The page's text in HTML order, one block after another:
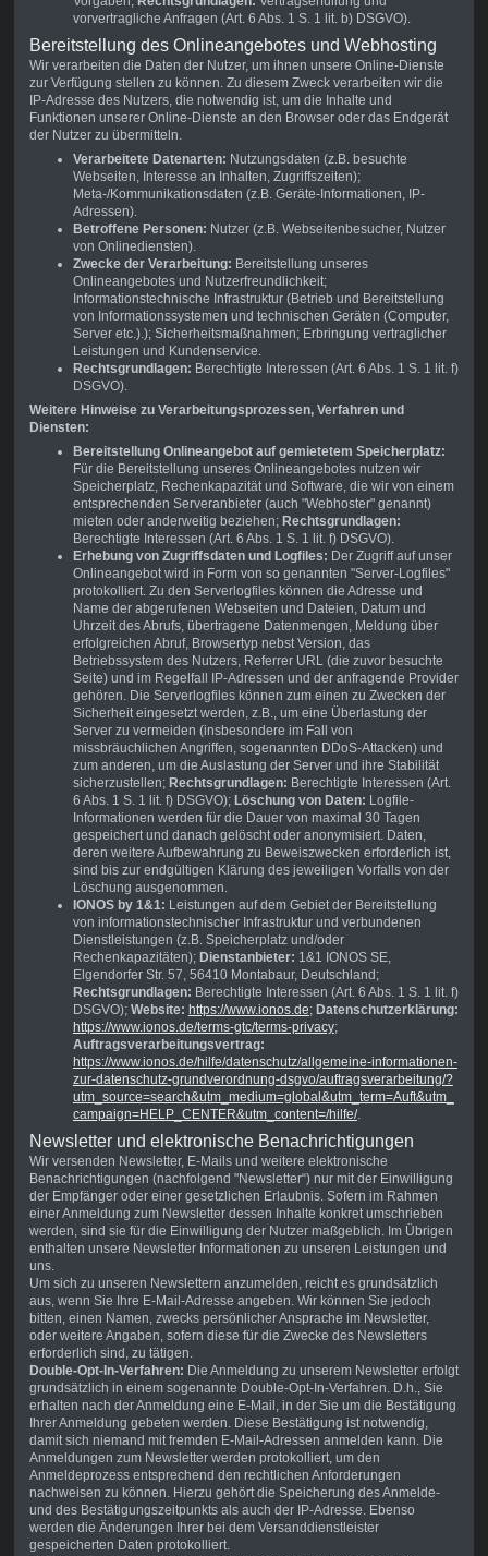
vorvertragliche Anfragen (Art. 6 Abs. 1 S. 1 lit. b) DSGVO).
Bereitstellung des Onlineangebotes und Webhosting
Wir verarbeiten die Daten der Nutzer, um ihnen unsere Online-Dienste
zur Verfügung stellen zu können. Zu diesem Zweck verarbeiten wir die
IP-Adresse des Nutzers, die notwendig ist, um die Inhalte und
Funktionen unserer Online-Dienste an den Browser oder das Endgerät
der Nutzer zu übermitteln.
Verarbeitete Datenarten: Nutzungsdaten (z.B. besuchte
Webseiten, Interesse an Inhalten, Zugriffszeiten);
Meta-/Kommunikationsdaten (z.B. Geräte-Informationen, IP-
Adressen).
Betroffene Personen: Nutzer (z.B. Webseitenbesucher, Nutzer
von Onlinediensten).
Zwecke der Verarbeitung: Bereitstellung unseres
Onlineangebotes und Nutzerfreundlichkeit;
Informationstechnische Infrastruktur (Betrieb und Bereitstellung
von Informationssystemen und technischen Geräten (Computer,
Server etc.).); Sicherheitsmaßnahmen; Erbringung vertraglicher
Leistungen und Kundenservice.
Rechtsgrundlagen: Berechtigte Interessen (Art. 6 Abs. 1 S. 1 lit. f)
DSGVO).
Weitere Hinweise zu Verarbeitungsprozessen, Verfahren und
Diensten:
Bereitstellung Onlineangebot auf gemietetem Speicherplatz:
Für die Bereitstellung unseres Onlineangebotes nutzen wir
Speicherplatz, Rechenkapazität und Software, die wir von einem
entsprechenden Serveranbieter (auch "Webhoster" genannt)
mieten oder anderweitig beziehen; Rechtsgrundlagen:
Berechtigte Interessen (Art. 6 Abs. 1 S. 1 lit. f) DSGVO).
Erhebung von Zugriffsdaten und Logfiles: Der Zugriff auf unser
Onlineangebot wird in Form von so genannten "Server-Logfiles"
protokolliert. Zu den Serverlogfiles können die Adresse und
Name der abgerufenen Webseiten und Dateien, Datum und
Uhrzeit des Abrufs, übertragene Datenmengen, Meldung über
erfolgreichen Abruf, Browsertyp nebst Version, das
Betriebssystem des Nutzers, Referrer URL (die zuvor besuchte
Seite) und im Regelfall IP-Adressen und der anfragende Provider
gehören. Die Serverlogfiles können zum einen zu Zwecken der
Sicherheit eingesetzt werden, z.B., um eine Überlastung der
Server zu vermeiden (insbesondere im Fall von
missbräuchlichen Angriffen, sogenannten DDoS-Attacken) und
zum anderen, um die Auslastung der Server und ihre Stabilität
sicherzustellen; Rechtsgrundlagen: Berechtigte Interessen (Art.
6 Abs. 1 S. 1 lit. f) DSGVO); Löschung von Daten: Logfile-
Informationen werden für die Dauer von maximal 30 Tagen
gespeichert und danach gelöscht oder anonymisiert. Daten,
deren weitere Aufbewahrung zu Beweiszwecken erforderlich ist,
sind bis zur endgültigen Klärung des jeweiligen Vorfalls von der
Löschung ausgenommen.
IONOS by 1&1: Leistungen auf dem Gebiet der Bereitstellung
von informationstechnischer Infrastruktur und verbundenen
Dienstleistungen (z.B. Speicherplatz und/oder
Rechenkapazitäten); Dienstanbieter: 1&1 IONOS SE,
Elgendorfer Str. 57, 56410 Montabaur, Deutschland;
Rechtsgrundlagen: Berechtigte Interessen (Art. 6 Abs. 1 S. 1 lit. f)
DSGVO); Website: https://www.ionos.de; Datenschutzerklärung:
https://www.ionos.de/terms-gtc/terms-privacy;
Auftragsverarbeitungsvertrag:
https://www.ionos.de/hilfe/datenschutz/allgemeine-informationen-
zur-datenschutz-grundverordnung-dsgvo/auftragsverarbeitung/?
utm_source=search&utm_medium=global&utm_term=Auft&utm_
campaign=HELP_CENTER&utm_content=/hilfe/.
Newsletter und elektronische Benachrichtigungen
Wir versenden Newsletter, E-Mails und weitere elektronische
Benachrichtigungen (nachfolgend "Newsletter“) nur mit der Einwilligung
der Empfänger oder einer gesetzlichen Erlaubnis. Sofern im Rahmen
einer Anmeldung zum Newsletter dessen Inhalte konkret umschrieben
werden, sind sie für die Einwilligung der Nutzer maßgeblich. Im Übrigen
enthalten unsere Newsletter Informationen zu unseren Leistungen und
uns.
Um sich zu unseren Newslettern anzumelden, reicht es grundsätzlich
aus, wenn Sie Ihre E-Mail-Adresse angeben. Wir können Sie jedoch
bitten, einen Namen, zwecks persönlicher Ansprache im Newsletter,
oder weitere Angaben, sofern diese für die Zwecke des Newsletters
erforderlich sind, zu tätigen.
Double-Opt-In-Verfahren: Die Anmeldung zu unserem Newsletter erfolgt
grundsätzlich in einem sogenannte Double-Opt-In-Verfahren. D.h., Sie
erhalten nach der Anmeldung eine E-Mail, in der Sie um die Bestätigung
Ihrer Anmeldung gebeten werden. Diese Bestätigung ist notwendig,
damit sich niemand mit fremden E-Mail-Adressen anmelden kann. Die
Anmeldungen zum Newsletter werden protokolliert, um den
Anmeldeprozess entsprechend den rechtlichen Anforderungen
nachweisen zu können. Hierzu gehört die Speicherung des Anmelde-
und des Bestätigungszeitpunkts als auch der IP-Adresse. Ebenso
werden die Änderungen Ihrer bei dem Versanddienstleister
gespeicherten Daten protokolliert.